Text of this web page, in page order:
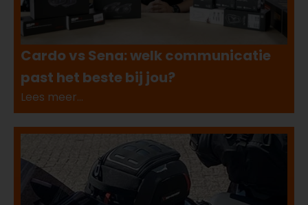
Cardo vs Sena: welk communicatie
past het beste bij jou?
Lees meer...